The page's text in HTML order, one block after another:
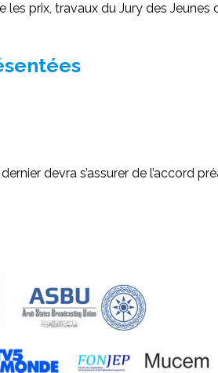
prix, travaux du Jury des Jeunes
devra s’assurer de l’accord